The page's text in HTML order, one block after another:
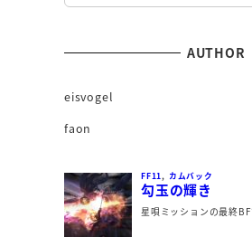
AUTHOR
eisvogel
faon